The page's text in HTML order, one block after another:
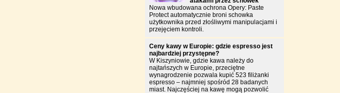
Nowa wbudowana ochrona Opery: Paste
Protect automatycznie broni schowka
użytkownika przed złośliwymi manipulacjami i
przejęciem kontroli.
Ceny kawy w Europie: gdzie espresso jest
najbardziej przystępne?
W Kiszyniowie, gdzie kawa należy do
najtańszych w Europie, przeciętne
wynagrodzenie pozwala kupić 523 filiżanki
espresso – najmniej spośród 28 badanych
miast. Najczęściej na kawę mogą pozwolić